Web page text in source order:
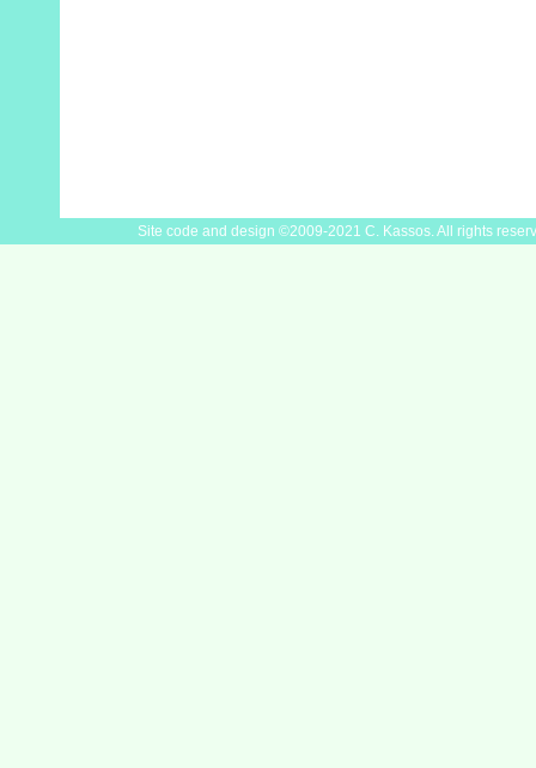
Site code and design ©2009-2021 C. Kassos. All rights